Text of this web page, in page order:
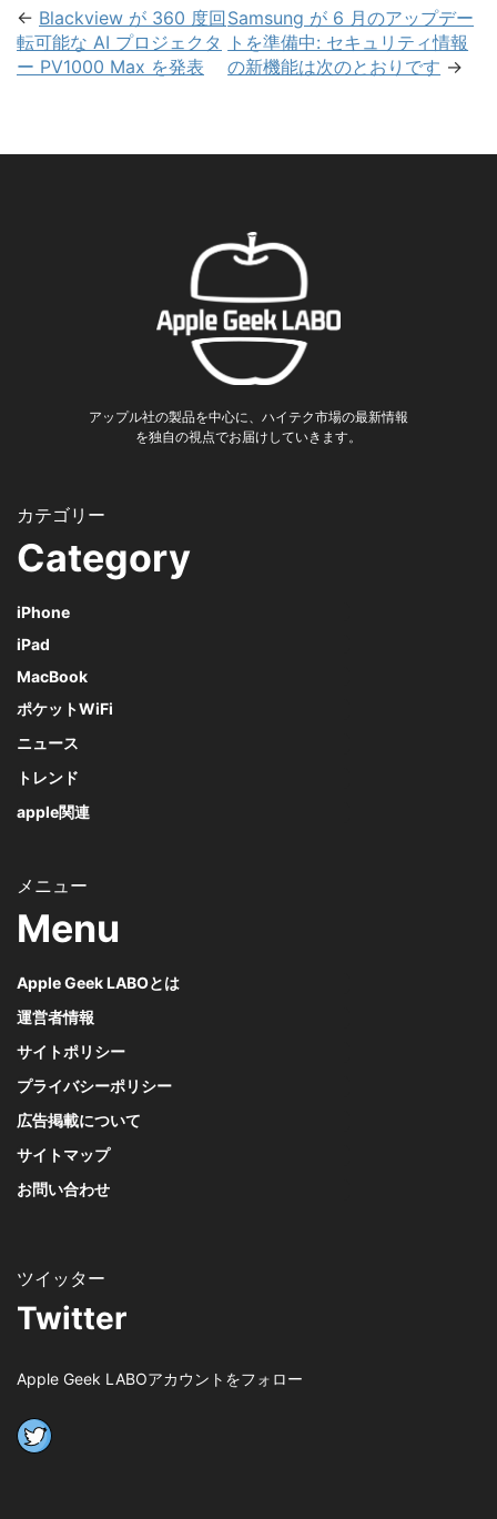
← Blackview が 360 度回
転可能な AI プロジェクタ
ー PV1000 Max を発表
Samsung が 6 月のアップデー
トを準備中: セキュリティ情報
の新機能は次のとおりです →
アップル社の製品を中心に、ハイテク市場の最新情報
を独自の視点でお届けしていきます。
Category
iPhone
iPad
MacBook
ポケットWiFi
ニュース
トレンド
apple関連
Menu
Apple Geek LABOとは
運営者情報
サイトポリシー
プライバシーポリシー
広告掲載について
サイトマップ
お問い合わせ
Twitter
Apple Geek LABOアカウントをフォロー